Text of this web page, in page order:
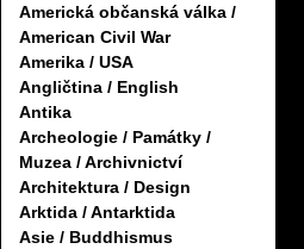
Americká občanská válka /
American Civil War
Amerika / USA
Angličtina / English
Antika
Archeologie / Památky /
Muzea / Archivnictví
Architektura / Design
Arktida / Antarktida
Asie / Buddhismus